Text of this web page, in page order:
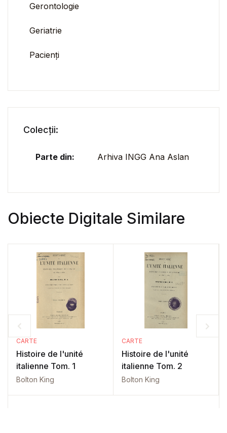
Gerontologie
Geriatrie
Pacienți
Colecții:
Parte din: Arhiva INGG Ana Aslan
Obiecte Digitale Similare
CARTE
Histoire de l'unité
italienne Tom. 1
Bolton King
CARTE
Histoire de l'unité
italienne Tom. 2
Bolton King